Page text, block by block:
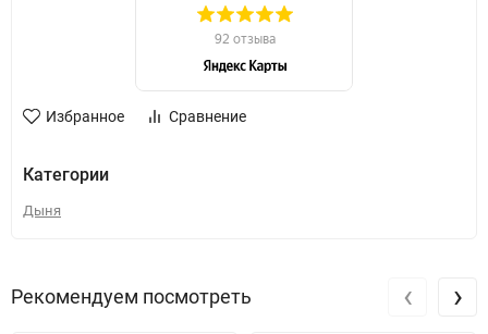
Избранное Сравнение
Категории
Дыня
Рекомендуем посмотреть ‹ ›